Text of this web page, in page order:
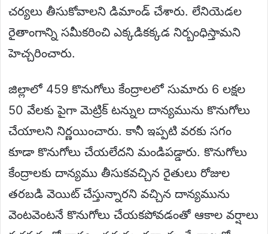
చర్యలు తీసుకోవాలని డిమాండ్ చేశారు. లేనియెడల
రైతాంగాన్ని సమీకరించి ఎక్కడికక్కడ నిర్బంధిస్తామని
హెచ్చరించారు.
జిల్లాలో 459 కొనుగోలు కేంద్రాలలో సుమారు 6 లక్షల
50 వేలకు పైగా మెట్రిక్ టన్నుల దాన్యమును కొనుగోలు
చేయాలని నిర్ణయించారు. కానీ ఇప్పటి వరకు సగం
కూడా కొనుగోలు చేయలేదని మండిపడ్డారు. కొనుగోలు
కేంద్రాలకు దాన్యము తీసుకవచ్చిన రైతులు రోజుల
తరబడి వెయిట్ చేస్తున్నారని వచ్చిన దాన్యమును
వెంటవెంటనే కొనుగోలు చేయకపోవడంతో ఆకాల వర్షాలు